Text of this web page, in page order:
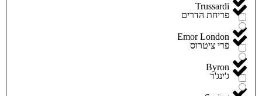
Trussardi
Emor London
Byron
פריחת הדרים
פרי ציטרוס
ג'ינג'ר